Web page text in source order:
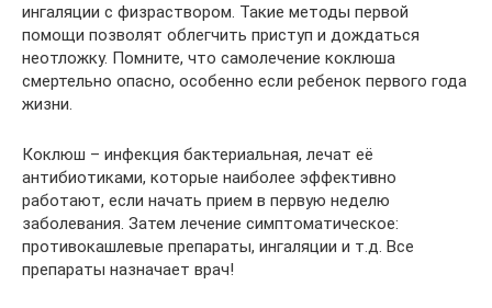
ингаляции с физраствором. Такие методы первой
помощи позволят облегчить приступ и дождаться
неотложку. Помните, что самолечение коклюша
смертельно опасно, особенно если ребенок первого года
жизни.
Коклюш – инфекция бактериальная, лечат её
антибиотиками, которые наиболее эффективно
работают, если начать прием в первую неделю
заболевания. Затем лечение симптоматическое:
противокашлевые препараты, ингаляции и т.д. Все
препараты назначает врач!